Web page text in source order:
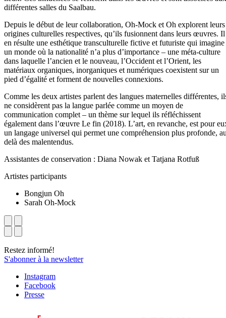
différentes salles du Saalbau.
Depuis le début de leur collaboration, Oh-Mock et Oh explorent leurs
origines culturelles respectives, qu’ils fusionnent dans leurs œuvres. Il
en résulte une esthétique transculturelle fictive et futuriste qui imagine
un monde où la nationalité n’a plus d’importance – une méta-culture
dans laquelle l’ancien et le nouveau, l’Occident et l’Orient, les
matériaux organiques, inorganiques et numériques coexistent sur un
pied d’égalité et forment de nouvelles connexions.
Comme les deux artistes parlent des langues maternelles différentes,
ne considèrent pas la langue parlée comme un moyen de
communication complet – un thème sur lequel ils réfléchissent
également dans l’œuvre Le fin (2018). L’art, en revanche, est pour
un langage universel qui permet une compréhension plus profonde,
delà des malentendus.
Assistantes de conservation : Diana Nowak et Tatjana Rotfuß
Artistes participants
Bongjun Oh
Sarah Oh-Mock
Restez informé!
S'abonner à la newsletter
Instagram
Facebook
Presse